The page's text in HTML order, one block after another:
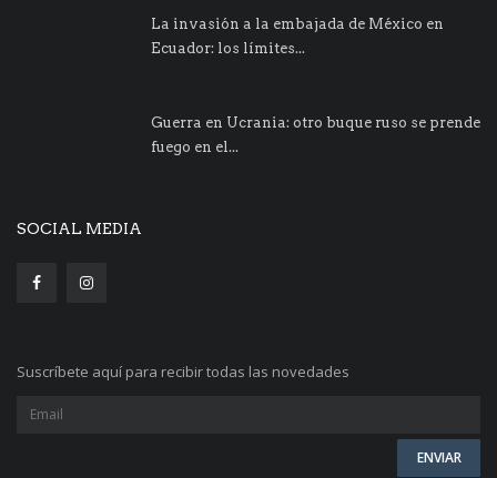
La invasión a la embajada de México en
Ecuador: los límites...
Guerra en Ucrania: otro buque ruso se prende
fuego en el...
SOCIAL MEDIA
Suscríbete aquí para recibir todas las novedades